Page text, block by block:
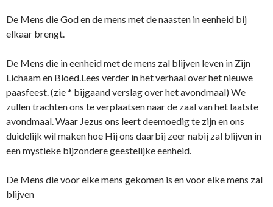
De Mens die God en de mens met de naasten in eenheid bij
elkaar brengt.
De Mens die in eenheid met de mens zal blijven leven in Zijn
Lichaam en Bloed.Lees verder in het verhaal over het nieuwe
paasfeest. (zie * bijgaand verslag over het avondmaal) We
zullen trachten o­ns te verplaatsen naar de zaal van het laatste
avondmaal. Waar Jezus o­ns leert deemoedig te zijn en o­ns
duidelijk wil maken hoe Hij o­ns daarbij zeer nabij zal blijven in
een mystieke bijzondere geestelijke eenheid.
De Mens die voor elke mens gekomen is en voor elke mens zal
blijven